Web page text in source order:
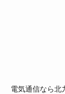
電気通信なら北